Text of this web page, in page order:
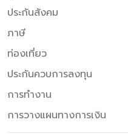
ประกันสังคม
ภาษี
ท่องเที่ยว
ประกันควบการลงทุน
การทำงาน
การวางแผนทางการเงิน